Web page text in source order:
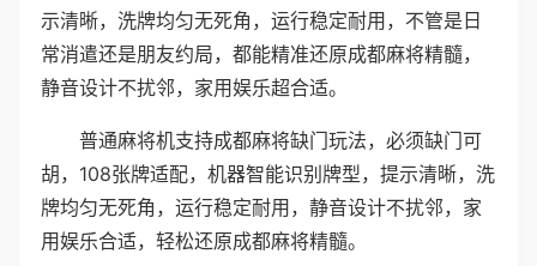
示清晰，洗牌均匀无死角，运行稳定耐用，不管是日
常消遣还是朋友约局，都能精准还原成都麻将精髓，
静音设计不扰邻，家用娱乐超合适。
普通麻将机支持成都麻将缺门玩法，必须缺门可
胡，108张牌适配，机器智能识别牌型，提示清晰，洗
牌均匀无死角，运行稳定耐用，静音设计不扰邻，家
用娱乐合适，轻松还原成都麻将精髓。